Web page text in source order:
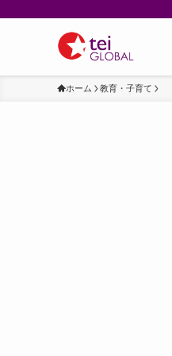
ホーム 教育・子育て